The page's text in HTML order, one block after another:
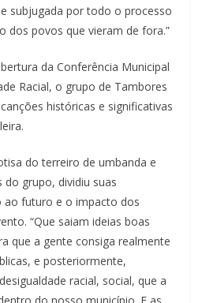
subjugada por todo o processo
dos povos que vieram de fora.”
da Conferência Municipal
Racial, o grupo de Tambores
históricas e significativas
do terreiro de umbanda e
grupo, dividiu suas
ao futuro e o impacto dos
“Que saiam ideias boas
que a gente consiga realmente
e posteriormente,
racial, social, que a